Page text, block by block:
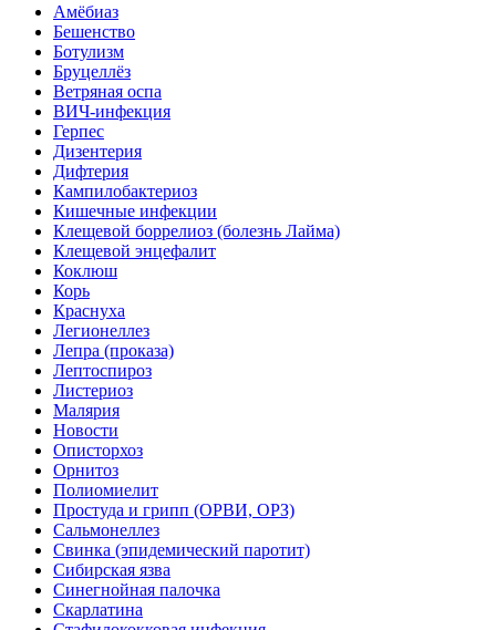
Амёбиаз
Бешенство
Ботулизм
Бруцеллёз
Ветряная оспа
ВИЧ-инфекция
Герпес
Дизентерия
Дифтерия
Кампилобактериоз
Кишечные инфекции
Клещевой боррелиоз (болезнь Лайма)
Клещевой энцефалит
Коклюш
Корь
Краснуха
Легионеллез
Лепра (проказа)
Лептоспироз
Листериоз
Малярия
Новости
Описторхоз
Орнитоз
Полиомиелит
Простуда и грипп (ОРВИ, ОРЗ)
Сальмонеллез
Свинка (эпидемический паротит)
Сибирская язва
Синегнойная палочка
Скарлатина